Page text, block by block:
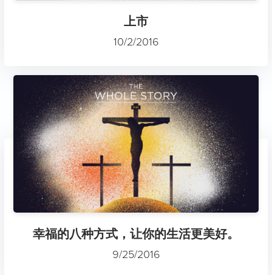
上市
10/2/2016
幸福的八种方式，让你的生活更美好。
9/25/2016